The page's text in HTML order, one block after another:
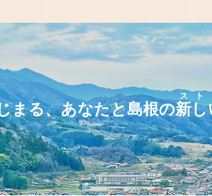
まる、あなたと島根の新し
スト